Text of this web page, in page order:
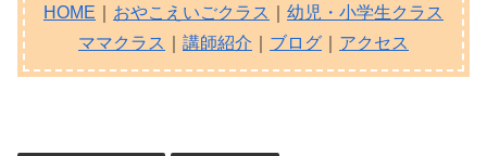
HOME おやこえいごクラス
幼児・小学生クラス
ママクラス
講師紹介 ブログ アクセス